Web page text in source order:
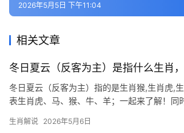
2026年5月5日 下午11:04
相关文章
冬日夏云（反客为主）是指什么生肖
冬日夏云（反客为主）指的是生肖猴,生肖虎,
表生肖虎、马、猴、牛、羊；一起来了解！同
客为主”的机遇，虎为百兽之王，天生具备逆转
生肖解说 2026年5月6日